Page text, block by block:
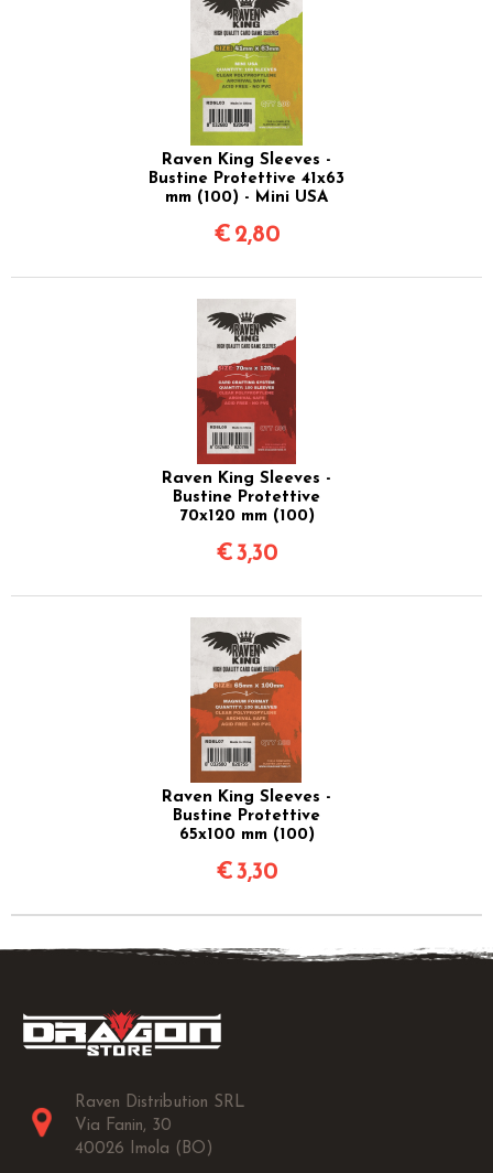
Raven King Sleeves -
Bustine Protettive 41x63
mm (100) - Mini USA
€ 2,80
Raven King Sleeves -
Bustine Protettive
70x120 mm (100)
€3,30
Raven King Sleeves -
Bustine Protettive
65x100 mm (100)
€3,30
Raven Distribution SRL
Via Fanin, 30
40026 Imola (BO)